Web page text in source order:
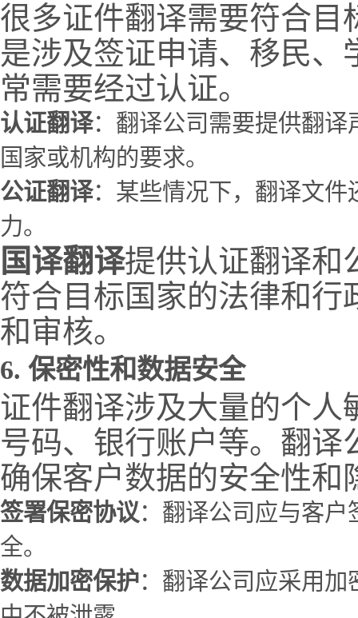
很多证件翻译需要符合目
是涉及签证申请、移民
常需要经过认证。
认证翻译：翻译公司需要提供翻
国家或机构的要求。
公证翻译：某些情况下，翻译文
力。
国译翻译提供认证翻译和
符合目标国家的法律和行
和审核。
6. 保密性和数据安全
证件翻译涉及大量的个
号码、银行账户等。翻
确保客户数据的安全性和
签署保密协议：翻译公司应与客
全。
数据加密保护：翻译公司应采用